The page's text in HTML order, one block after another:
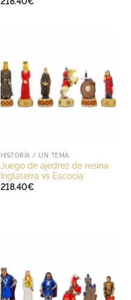
HISTORIA / UN TEMA
Juego de ajedrez de resina
Inglaterra vs Escocia
218.40€